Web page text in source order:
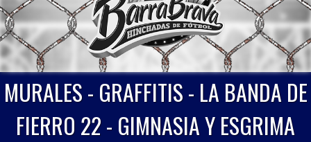
MURALES - GRAFFITIS - LA BANDA DE
FIERRO 22 - GIMNASIA Y ESGRIMA